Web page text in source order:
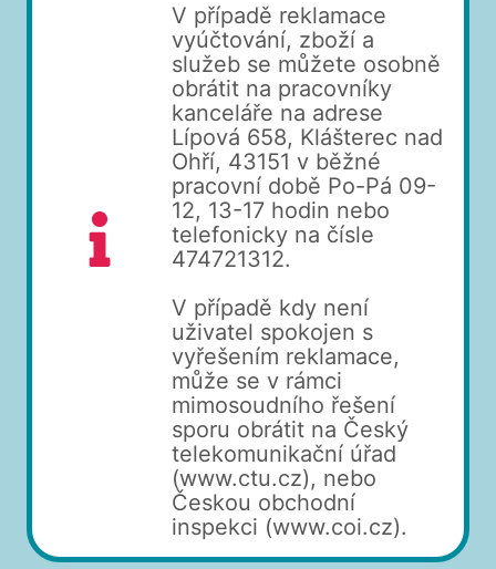
V případě reklamace
vyúčtování, zboží a
služeb se můžete osobně
obrátit na pracovníky
kanceláře na adrese
Lípová 658, Klášterec nad
Ohří, 43151 v běžné
pracovní době Po-Pá 09-
12, 13-17 hodin nebo
telefonicky na čísle
474721312.
V případě kdy není
uživatel spokojen s
vyřešením reklamace,
může se v rámci
mimosoudního řešení
sporu obrátit na Český
telekomunikační úřad
(www.ctu.cz), nebo
Českou obchodní
inspekci (www.coi.cz).